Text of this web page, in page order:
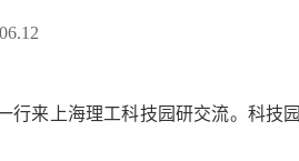
行来上海理工科技园研交流。科技园